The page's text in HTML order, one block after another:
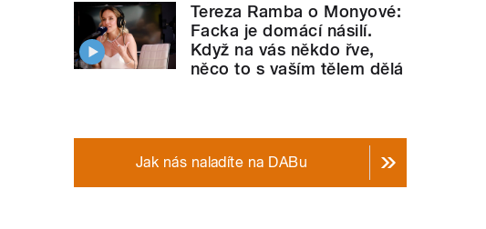
Tereza Ramba o Monyové:
Facka je domácí násilí.
Když na vás někdo řve,
něco to s vaším tělem dělá
Jak nás naladíte na DABu